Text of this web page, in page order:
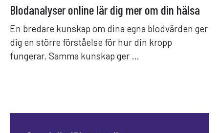
Blodanalyser online lär dig mer om din hälsa
En bredare kunskap om dina egna blodvärden ger
dig en större förståelse för hur din kropp
fungerar. Samma kunskap ger …